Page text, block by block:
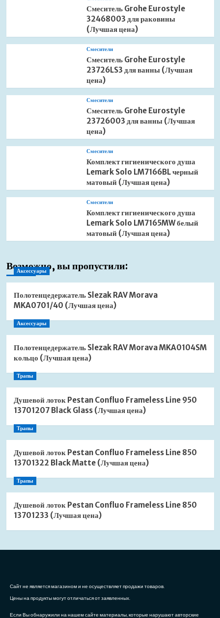
Смеситель Grohe Eurostyle
32468003 для раковины
(Лучшая цена)
Смесители
Смеситель Grohe Eurostyle
23726LS3 для ванны (Лучшая
цена)
Смесители
Смеситель Grohe Eurostyle
23726003 для ванны (Лучшая
цена)
Смесители
Комплект гигиенического душа
Lemark Solo LM7166BL черный
матовый (Лучшая цена)
Смесители
Комплект гигиенического душа
Lemark Solo LM7165MW белый
матовый (Лучшая цена)
Возможно, вы пропустили:
Аксессуары
Полотенцедержатель Slezak RAV Morava
MKA0701/40 (Лучшая цена)
Аксессуары
Полотенцедержатель Slezak RAV Morava MKA0104SM
кольцо (Лучшая цена)
Трапы
Душевой лоток Pestan Confluo Frameless Line 950
13701207 Black Glass (Лучшая цена)
Трапы
Душевой лоток Pestan Confluo Frameless Line 850
13701322 Black Matte (Лучшая цена)
Трапы
Душевой лоток Pestan Confluo Frameless Line 850
13701233 (Лучшая цена)
Сайт не является магазином и не осуществляет продажи товаров.
Цены на продукты могут отличаться от заявленных.
Если Вы обнаружили на нашем сайте материалы, которые нарушают авторские